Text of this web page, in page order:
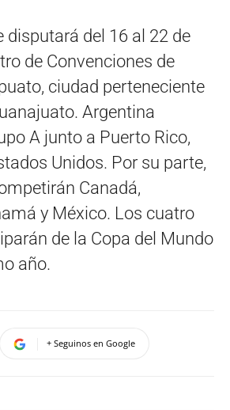
disputará del 16 al 22 de
de Convenciones de
ciudad perteneciente
Argentina
A junto a Puerto Rico,
Unidos. Por su parte,
Canadá,
y México. Los cuatro
de la Copa del Mundo
año.
+ Seguinos en Google